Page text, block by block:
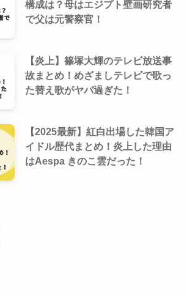
構成は？母はエジプト壁画研究者
で父は元警察官！
【炎上】篠塚大輝のテレビ放送事
故まとめ！めざましテレビで歌っ
た替え歌がヤバ過ぎた！
【2025最新】紅白出場した韓国ア
イドル歴代まとめ！炎上した理由
はAespa きのこ雲だった！